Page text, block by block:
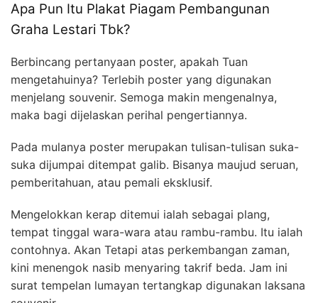
Apa Pun Itu Plakat Piagam Pembangunan
Graha Lestari Tbk?
Berbincang pertanyaan poster, apakah Tuan
mengetahuinya? Terlebih poster yang digunakan
menjelang souvenir. Semoga makin mengenalnya,
maka bagi dijelaskan perihal pengertiannya.
Pada mulanya poster merupakan tulisan-tulisan suka-
suka dijumpai ditempat galib. Bisanya maujud seruan,
pemberitahuan, atau pemali eksklusif.
Mengelokkan kerap ditemui ialah sebagai plang,
tempat tinggal wara-wara atau rambu-rambu. Itu ialah
contohnya. Akan Tetapi atas perkembangan zaman,
kini menengok nasib menyaring takrif beda. Jam ini
surat tempelan lumayan tertangkap digunakan laksana